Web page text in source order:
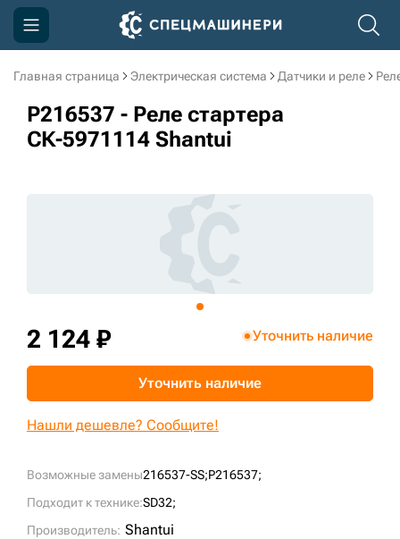
Главная страница Электрическая система Датчики и реле
P216537 - Реле стартера
СК-5971114 Shantui
Возможные замены216537-SS;P216537;
Подходит к технике:SD32;
Производитель: Shantui
2 124 ₽ Уточнить наличие
Уточнить наличие
Нашли дешевле? Сообщите!
Компания
Акции
sksale@skdst.ru
+7 (499) 394-50-93